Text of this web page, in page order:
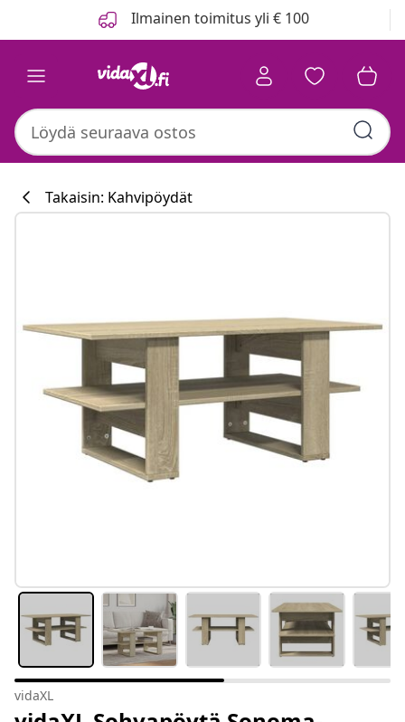
Ilmainen toimitus yli € 100
#sharemevidaxl
Takaisin: Kahvipöydät
vidaXL